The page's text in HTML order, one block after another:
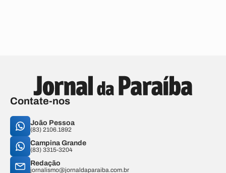
Contate-nos
João Pessoa
(83) 2106.1892
Campina Grande
(83) 3315-3204
Redação
jornalismo@jornaldaparaiba.com.br